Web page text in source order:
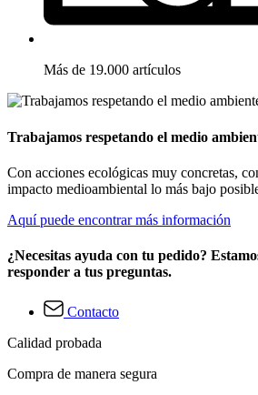
Más de 19.000 artículos
Trabajamos respetando el medio
Con acciones ecológicas muy concretas,
impacto medioambiental lo más bajo
Aquí puede encontrar más información
¿Necesitas ayuda con tu pedido?
responder a tus preguntas.
Contacto
Calidad probada
Compra de manera segura